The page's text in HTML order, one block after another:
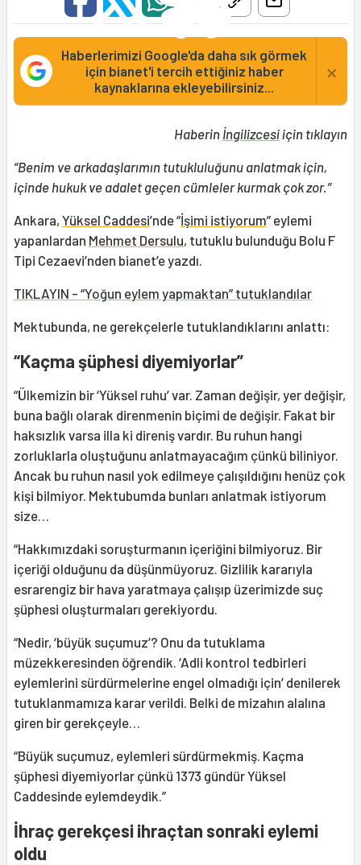
Haberlerimizi Google'da daha sık görmek
için bianet'i tercih ettiğiniz haber
kaynaklarına ekleyebilirsiniz...
×
Haberin İngilizcesiiçin tıklayın
“Benim ve arkadaşlarımın tutukluluğunu anlatmak için,
içinde hukuk ve adalet geçen cümleler kurmak çok zor.”
Ankara, Yüksel Caddesi’nde “İşimi istiyorum” eylemi
yapanlardan Mehmet Dersulu, tutuklu bulunduğu Bolu F
Tipi Cezaevi’nden bianet’e yazdı.
TIKLAYIN - “Yoğun eylem yapmaktan” tutuklandılar
Mektubunda, ne gerekçelerle tutuklandıklarını anlattı:
“Kaçma şüphesi diyemiyorlar”
“Ülkemizin bir ‘Yüksel ruhu’ var. Zaman değişir, yer değişir,
buna bağlı olarak direnmenin biçimi de değişir. Fakat bir
haksızlık varsa illa ki direniş vardır. Bu ruhun hangi
zorluklarla oluştuğunu anlatmayacağım çünkü biliniyor.
Ancak bu ruhun nasıl yok edilmeye çalışıldığını henüz çok
kişi bilmiyor. Mektubumda bunları anlatmak istiyorum
size…
“Hakkımızdaki soruşturmanın içeriğini bilmiyoruz. Bir
içeriği olduğunu da düşünmüyoruz. Gizlilik kararıyla
esrarengiz bir hava yaratmaya çalışıp üzerimizde suç
şüphesi oluşturmaları gerekiyordu.
“Nedir, ‘büyük suçumuz’? Onu da tutuklama
müzekkeresinden öğrendik. ‘Adli kontrol tedbirleri
eylemlerini sürdürmelerine engel olmadığı için’ denilerek
tutuklanmamıza karar verildi. Belki de mizahın alalına
giren bir gerekçeyle…
“Büyük suçumuz, eylemleri sürdürmekmiş. Kaçma
şüphesi diyemiyorlar çünkü 1373 gündür Yüksel
Caddesinde eylemdeydik.”
İhraç gerekçesi ihraçtan sonraki eylemi
oldu